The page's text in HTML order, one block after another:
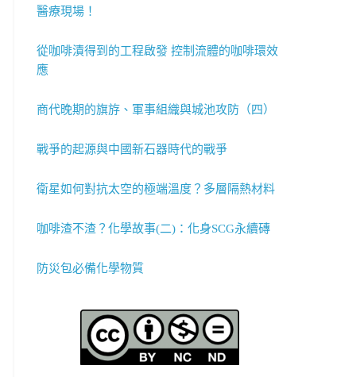
醫療現場！
從咖啡漬得到的工程啟發 控制流體的咖啡環效
應
商代晚期的旗斿、軍事組織與城池攻防（四）
戰爭的起源與中國新石器時代的戰爭
衛星如何對抗太空的極端溫度？多層隔熱材料
咖啡渣不渣？化學故事(二)：化身SCG永續磚
防災包必備化學物質